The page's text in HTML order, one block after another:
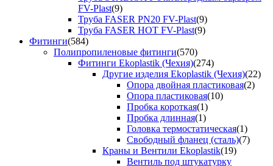
FV-Plast(9)
Труба FASER PN20 FV-Plast(9)
Труба FASER HOT FV-Plast(9)
Фитинги(584)
Полипропиленовые фитинги(570)
Фитинги Ekoplastik (Чехия)(274)
Другие изделия Ekoplastik (Чехия)(22)
Опора двойная пластиковая(2)
Опора пластиковая(10)
Пробка короткая(1)
Пробка длинная(1)
Головка термостатическая(1)
Свободный фланец (сталь)(7)
Краны и Вентили Ekoplastik(19)
Вентиль под штукатурку